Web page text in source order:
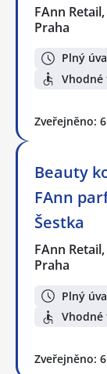
FAnn Retail,
Praha
Plný
Zveřejněno:
Beauty
FAnn
Šestka
FAnn Retail,
Praha
Plný
Zveřejněno: